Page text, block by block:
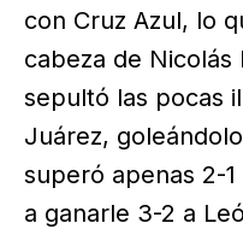
con Cruz Azul, lo
cabeza de Nicolás
sepultó las pocas
Juárez,
superó apenas 2-
a ganarle 3-2 a